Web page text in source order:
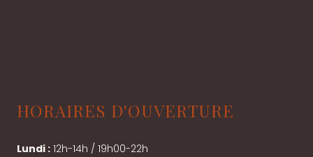
HORAIRES D'OUVERTURE
Lundi : 12h-14h / 19h00-22h